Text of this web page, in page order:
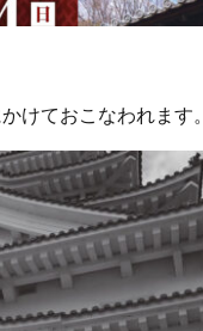
けておこなわれます。